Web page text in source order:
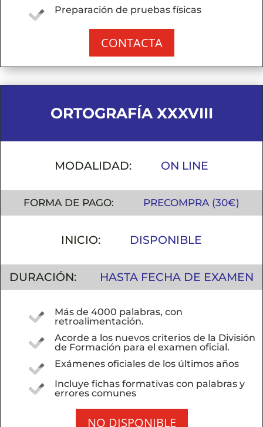
Preparación de pruebas físicas
CONTACTA
ORTOGRAFÍA XXXVIII
MODALIDAD: ON LINE
FORMA DE PAGO: PRECOMPRA (30€)
INICIO: DISPONIBLE
DURACIÓN: HASTA FECHA DE EXAMEN
Más de 4000 palabras, con
retroalimentación.
Acorde a los nuevos criterios de la División
de Formación para el examen oficial.
Exámenes oficiales de los últimos años
Incluye fichas formativas con palabras y
errores comunes
NO DISPONIBLE